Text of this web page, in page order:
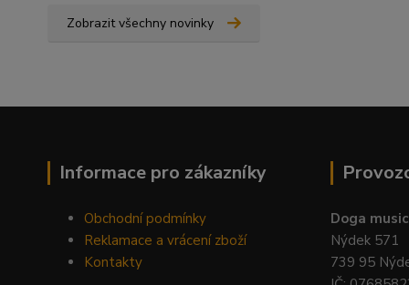
Zobrazit všechny novinky
Informace pro zákazníky
Obchodní podmínky
Reklamace a vrácení zboží
Kontakty
Doga
Nýdek 571
739 95